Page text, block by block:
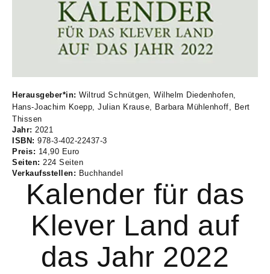
Herausgeber*in:Wiltrud Schnütgen, Wilhelm Diedenhofen,
Hans-Joachim Koepp, Julian Krause, Barbara Mühlenhoff, Bert
Thissen
Jahr:2021
ISBN:978-3-402-22437-3
Preis: 14,90 Euro
Seiten:224 Seiten
Verkaufsstellen: Buchhandel
Kalender für das
Klever Land auf
das Jahr 2022